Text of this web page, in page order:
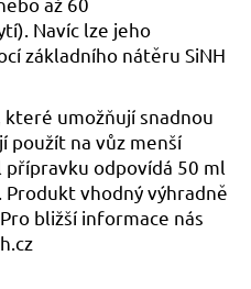
Navíc lze jeho
základního nátěru SiNH
umožňují snadnou
použít na vůz menší
odpovídá 50 ml
vhodný výhradně
bližší informace nás